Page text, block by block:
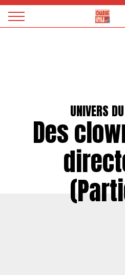
Magazine
UNIVERS
Des
Panneau de gestion des cookies